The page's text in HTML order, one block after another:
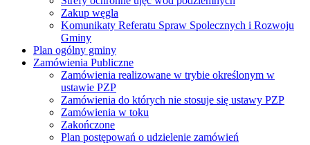
Zakup węgla
Komunikaty Referatu Spraw Spolecznych i Rozwoju
Gminy
Plan ogólny gminy
Zamówienia Publiczne
Zamówienia realizowane w trybie określonym w
ustawie PZP
Zamówienia do których nie stosuje się ustawy PZP
Zamówienia w toku
Zakończone
Plan postępowań o udzielenie zamówień